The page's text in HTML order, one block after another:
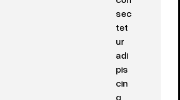
sec
tet
ur
adi
pis
cin
g